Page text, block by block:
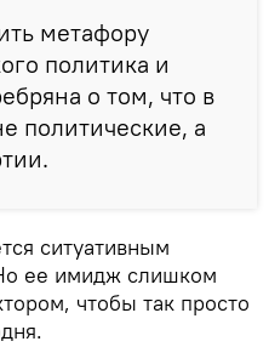
метафору
политика и
о том, что в
политические, а
ситуативным
ее имидж слишком
чтобы так просто